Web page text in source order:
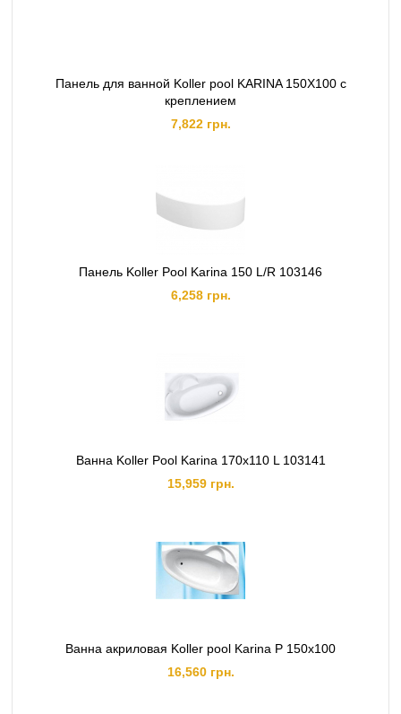
Панель для ванной Koller pool KARINA 150X100 с
креплением
7,822 грн.
Панель Koller Pool Karina 150 L/R 103146
6,258 грн.
Ванна Koller Pool Karina 170x110 L 103141
15,959 грн.
Ванна акриловая Koller pool Karina P 150x100
16,560 грн.